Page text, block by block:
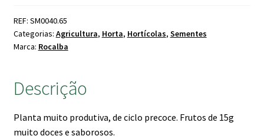
REF: SM0040.65
Categorias: Agricultura, Horta, Hortícolas, Sementes
Marca: Rocalba
Descrição
Planta muito produtiva, de ciclo precoce. Frutos de 15g
muito doces e saborosos.